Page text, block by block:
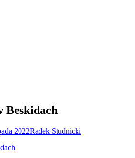
Beskidach
2022Radek Studnicki